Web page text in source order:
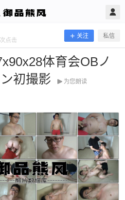
次点击
关注 私信
体育会OBノ
初撮影
为您朗读
2019/7/01
体育会OBノン
撮影